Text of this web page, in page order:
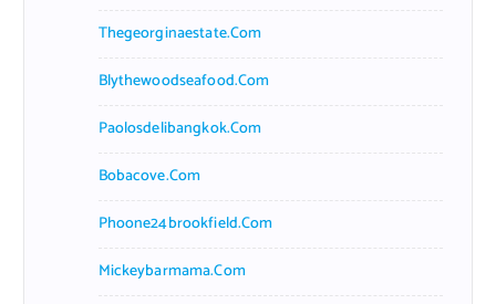
Thegeorginaestate.com
Blythewoodseafood.com
Paolosdelibangkok.com
Bobacove.com
Phoone24brookfield.com
Mickeybarmama.com